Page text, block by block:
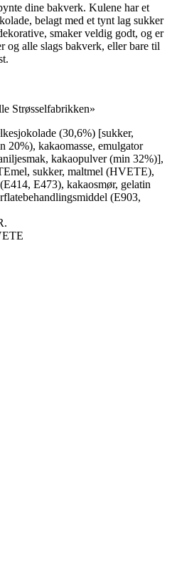
dine bakverk. Kulene har et
belagt med et tynt lag sukker
smaker veldig godt, og er
og alle slags bakverk, eller bare til
Strøsselfabrikken»
(30,6%) [sukker,
kakaomasse, emulgator
kakaopulver (min 32%)],
sukker, maltmel (HVETE),
E473), kakaosmør, gelatin
(E903,